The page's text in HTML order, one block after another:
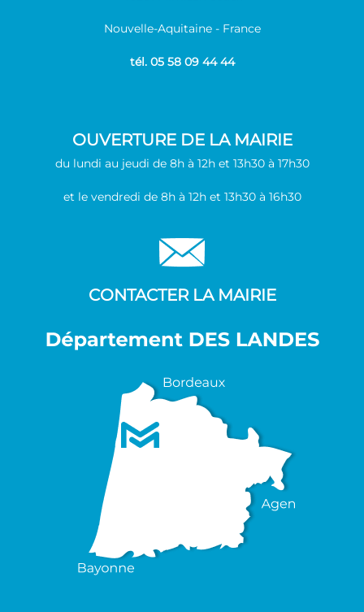
Nouvelle-Aquitaine - France
tél. 05 58 09 44 44
OUVERTURE DE LA MAIRIE
du lundi au jeudi de 8h à 12h et 13h30 à 17h30
et le vendredi de 8h à 12h et 13h30 à 16h30
CONTACTER LA MAIRIE